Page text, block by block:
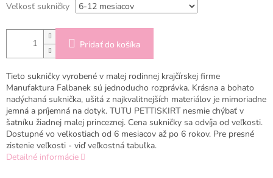
Veľkosť sukničky
Pridať do košíka
Tieto sukničky vyrobené v malej rodinnej krajčírskej firme
Manufaktura Falbanek sú jednoducho rozprávka. Krásna a bohato
nadýchaná suknička, ušitá z najkvalitnejších materiálov je mimoriadne
jemná a príjemná na dotyk. TUTU PETTISKIRT nesmie chýbať v
šatníku žiadnej malej princeznej. Cena sukničky sa odvíja od veľkosti.
Dostupné vo veľkostiach od 6 mesiacov až po 6 rokov. Pre presné
zistenie veľkosti - viď veľkostná tabuľka.
Detailné informácie